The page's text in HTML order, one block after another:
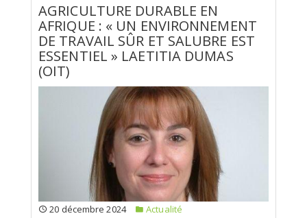
AGRICULTURE DURABLE EN
AFRIQUE : « UN ENVIRONNEMENT
DE TRAVAIL SÛR ET SALUBRE EST
ESSENTIEL » LAETITIA DUMAS
(OIT)
20 décembre 2024
Actualité